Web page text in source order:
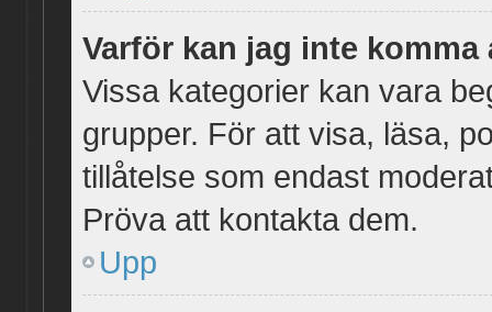
Varför kan jag inte
Vissa kategorier kan vara
grupper. För att visa, läsa,
tillåtelse som endast
Pröva att kontakta dem.
Upp